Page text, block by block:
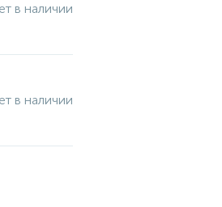
в наличии
в наличии